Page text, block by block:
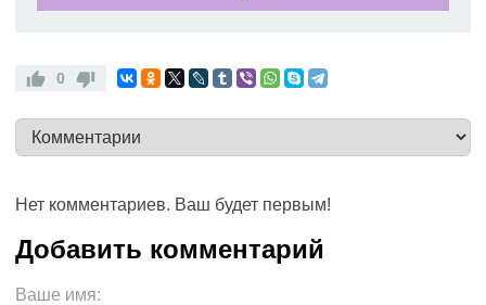
0
Нет комментариев. Ваш будет первым!
Ваше имя: